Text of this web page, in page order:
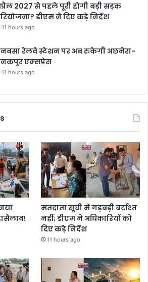
2027 से पहले पूरी होगी बड़ी सड़क
डीएम ने दिए कड़े निर्देश
11 hours ago
रेलवे स्टेशन पर अब रुकेगी अछनेरा-
एक्सप्रेस
11 hours ago
मतदाता सूची में गड़बड़ी बर्दाश्त
नहीं; डीएम ने अधिकारियों को
दिए कड़े निर्देश
11 hours ago